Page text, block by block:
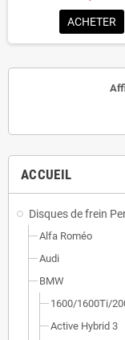
ACCUEIL
Disques de frein
Alfa Roméo
Audi
BMW
1600/1600Ti/
Active Hybrid 3
ACHETER